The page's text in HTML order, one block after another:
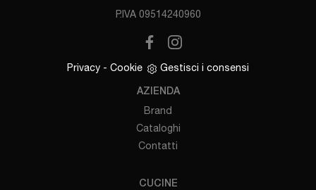
P.IVA 09514240960
Privacy - Cookie Gestisci i consensi
AZIENDA
Brand
Cataloghi
Contatti
CUCINE